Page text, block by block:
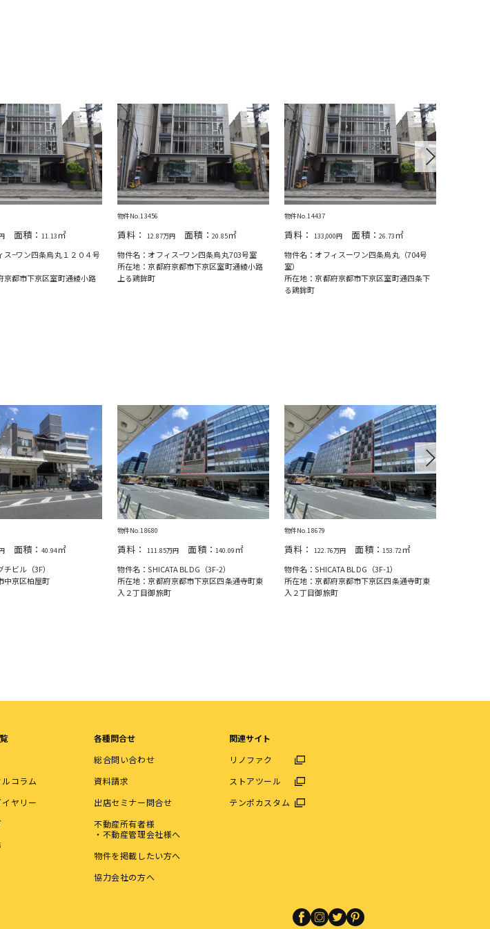
面積： 11.13㎡
ス−ワン四条烏丸１２０４号
京都市下京区室町通綾小路
物件No.13456
賃料： 12.87万円 面積： 20.85㎡
物件名：オフィス−ワン四条烏丸703号室
所在地：京都府京都市下京区室町通綾小路
上る鶏鉾町
物件No.14437
賃料： 133,000円 面積： 26.73㎡
物件名：オフィスーワン四条烏丸（704号
室）
所在地：京都府京都市下京区室町通四条下
る鶏鉾町
面積： 40.94㎡
ビル（3F）
中京区柏屋町
物件No.18680
賃料： 111.85万円 面積： 140.09㎡
物件名：SHICATA BLDG（3F-2）
所在地：京都府京都市下京区四条通寺町東
入２丁目御旅町
物件No.18679
賃料： 122.76万円 面積： 153.72㎡
物件名：SHICATA BLDG（3F-1）
所在地：京都府京都市下京区四条通寺町東
入２丁目御旅町
コラム
ヤリー
各種問合せ
総合問い合わせ
資料請求
出店セミナー問合せ
不動産所有者様
・不動産管理会社様へ
物件を掲載したい方へ
協力会社の方へ
関連サイト
リノファク
ストアツール
テンポカスタム